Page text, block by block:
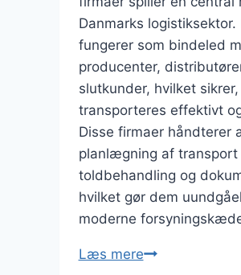
Danmarks logistiksektor.
fungerer som bindeled
producenter,
slutkunder, hvilket
transporteres effektivt
Disse firmaer håndterer
planlægning af transport
toldbehandling og
hvilket gør dem
moderne
Læs mereSpeditør